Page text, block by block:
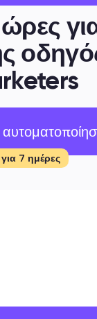
7 ημέρες